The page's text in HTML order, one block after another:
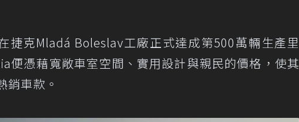
捷克Mladá Boleslav工廠正式達成第500萬輛生產里
便憑藉寬敞車室空間、實用設計與親民的價格，使其
銷車款。